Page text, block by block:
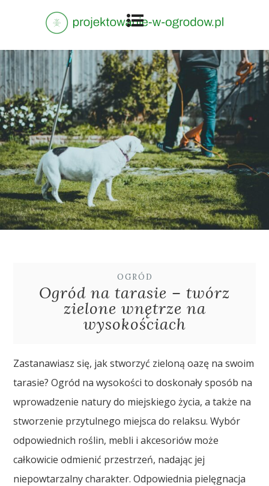
OGRÓD
Ogród na tarasie – twórz
zielone wnętrze na
wysokościach
Zastanawiasz się, jak stworzyć zieloną oazę na swoim
tarasie? Ogród na wysokości to doskonały sposób na
wprowadzenie natury do miejskiego życia, a także na
stworzenie przytulnego miejsca do relaksu. Wybór
odpowiednich roślin, mebli i akcesoriów może
całkowicie odmienić przestrzeń, nadając jej
niepowtarzalny charakter. Odpowiednia pielęgnacja